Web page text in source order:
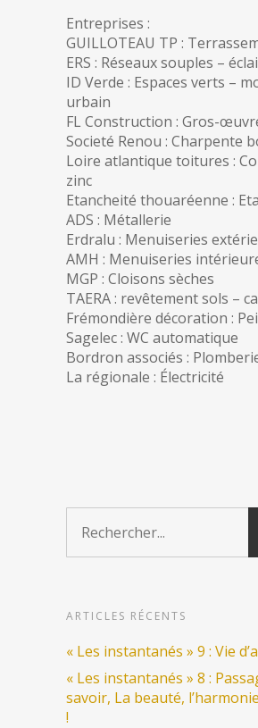
Entreprises :
GUILLOTEAU TP :
ERS : Réseaux souples –
ID Verde : Espaces verts –
urbain
FL Construction : Gros-
Societé Renou : Charpente
Loire atlantique toitures :
zinc
Etancheité thouaréenne :
ADS : Métallerie
Erdralu : Menuiseries
AMH : Menuiseries
MGP : Cloisons sèches
TAERA : revêtement sols –
Frémondière décoration :
Sagelec : WC automatique
Bordron associés :
La régionale : Électricité
ARTICLES RÉCENTS
« Les instantanés » 9 : Vie
« Les instantanés » 8 :
savoir, La beauté,
!